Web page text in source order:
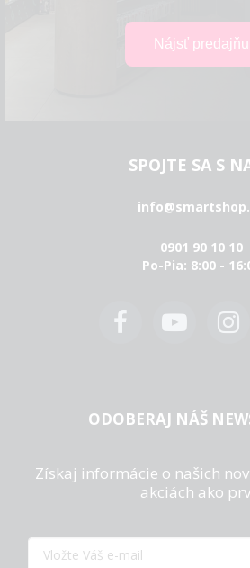
SPOJTE SA S
0901 90 10 10
Po-Pia: 8:00 -
ODOBERAJ NÁŠ
Získaj informácie o našich
akciách ako